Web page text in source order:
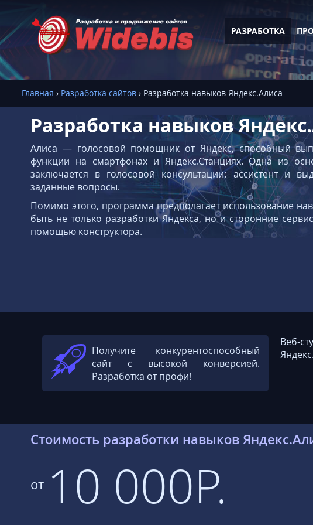
РАЗРАБОТКА
Главная › Разработка сайтов › Разработка навыков Яндекс.Алиса
Разработка навыков
Алиса — голосовой помощник от Яндекс, способный
функции на смартфонах и Яндекс.Станциях. Одна из
заключается в голосовой консультации: ассистент и
заданные вопросы.
Помимо этого, программа предполагает использование
быть не только разработки Яндекса, но и сторонние
помощью конструктора.
Получите конкурентоспособный
сайт с высокой конверсией.
Разработка от профи!
Веб-
Стоимость разработки навыков
от 10 000Р.